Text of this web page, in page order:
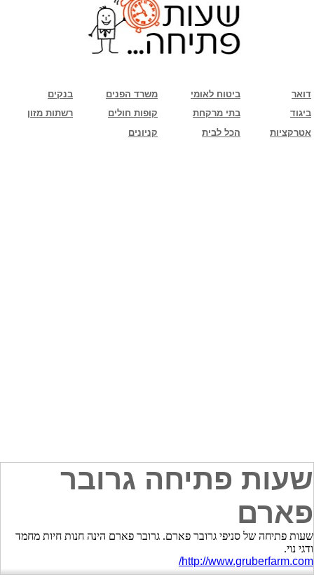
בנקים משרד הפנים ביטוח לאומי
דואר
רשתות מזון
קופות חולים בתי מרקחת
ביגוד
קניונים
הכל לבית אטרקציות
שעות פתיחה גרובר
פארם
שעות פתיחה של סניפי גרובר פארם. גרובר פארם הינה חנות חיות מחמד
ודגי נוי.
http://www.gruberfarm.com/